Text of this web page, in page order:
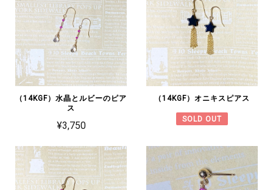
（14KGF）水晶とルビーのピア
ス
¥3,750
（14KGF）オニキスピアス
SOLD OUT